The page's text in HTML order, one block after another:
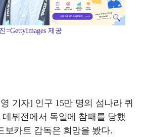
=GettyImages 제공
기자] 인구 15만 명의 섬나라 퀴
뷔전에서 독일에 참패를 당했
보카트 감독은 희망을 봤다.